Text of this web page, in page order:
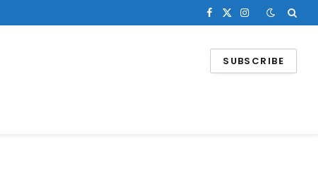
Facebook
X
Instagram
SUBSCRIBE